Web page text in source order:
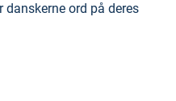
ord på deres